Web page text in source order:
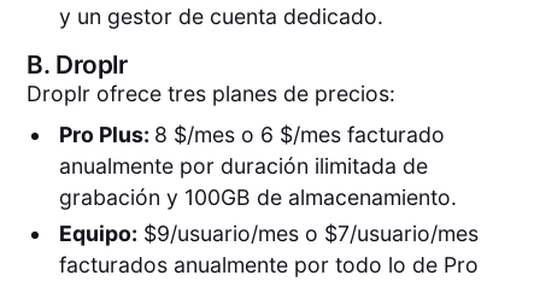
y un gestor de cuenta dedicado.
B. Droplr
Droplr ofrece tres planes de precios:
Pro Plus: 8 $/mes o 6 $/mes facturado
anualmente por duración ilimitada de
grabación y 100GB de almacenamiento.
Equipo: $9/usuario/mes o $7/usuario/mes
facturados anualmente por todo lo de Pro